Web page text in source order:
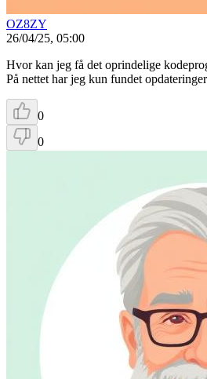
OZ8ZY
26/04/25, 05:00
Hvor kan jeg få det oprindelige
På nettet har jeg kun fundet
0
0